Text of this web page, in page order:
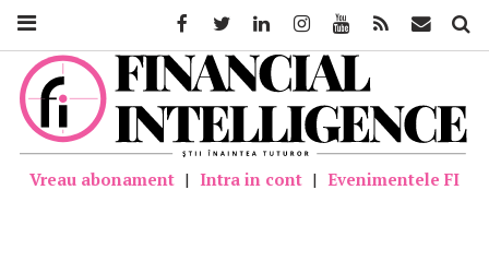
Vreau abonament | Intra in cont | Evenimentele FI
FacebookTwitter LinkedinInstagramYoutube Feed Mail